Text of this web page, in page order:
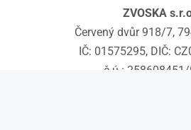
ZVOSKA
Červený dvůr 918/7,
IČ: 01575295, DIČ:
č.ú.: